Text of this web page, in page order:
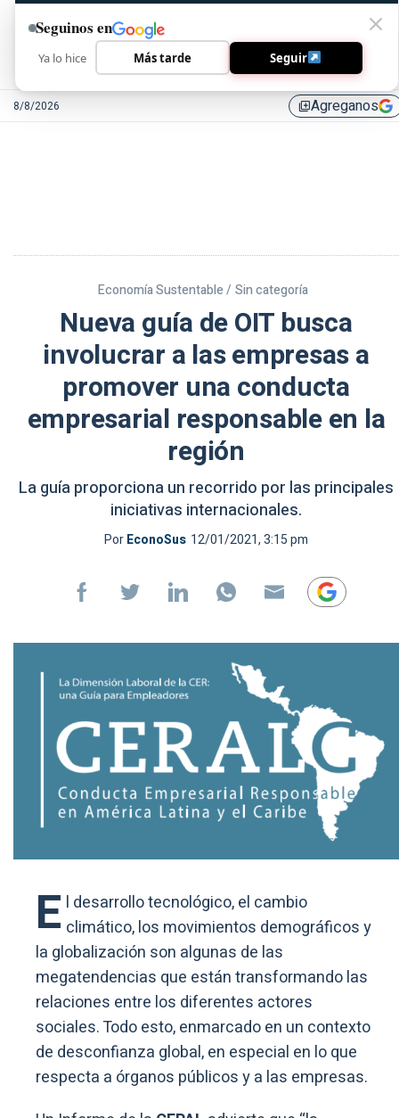
8/8/2026 library_addAgreganos
Economía Sustentable / Sin categoría
Nueva guía de OIT busca
involucrar a las empresas a
promover una conducta
empresarial responsable en la
región
La guía proporciona un recorrido por las principales
iniciativas internacionales.
PorEconoSus 12/01/2021, 3:15 pm
E l desarrollo tecnológico, el cambio
climático, los movimientos demográficos y
la globalización son algunas de las
megatendencias que están transformando las
relaciones entre los diferentes actores
sociales. Todo esto, enmarcado en un contexto
de desconfianza global, en especial en lo que
respecta a órganos públicos y a las empresas.
Seguinos en
Ya lo hice Más tarde Seguir